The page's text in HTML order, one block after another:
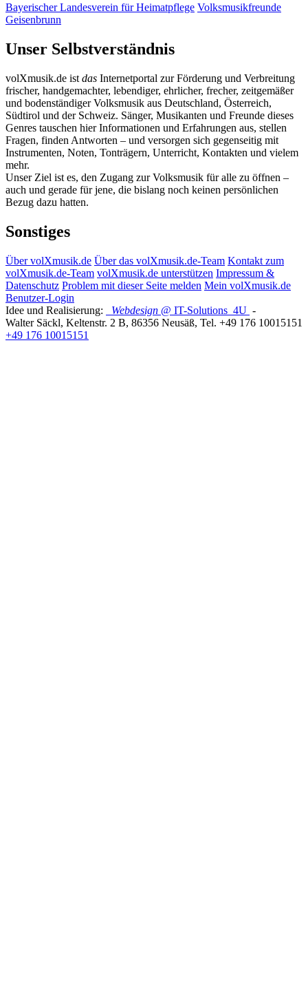
Bayerischer Landesverein für Heimatpflege Volksmusikfreunde
Geisenbrunn
Unser Selbstverständnis
volXmusik.de ist das Internetportal zur Förderung und Verbreitung
frischer, handgemachter, lebendiger, ehrlicher, frecher, zeitgemäßer
und bodenständiger Volksmusik aus Deutschland, Österreich,
Südtirol und der Schweiz. Sänger, Musikanten und Freunde dieses
Genres tauschen hier Informationen und Erfahrungen aus, stellen
Fragen, finden Antworten – und versorgen sich gegenseitig mit
Instrumenten, Noten, Tonträgern, Unterricht, Kontakten und vielem
mehr.
Unser Ziel ist es, den Zugang zur Volksmusik für alle zu öffnen –
auch und gerade für jene, die bislang noch keinen persönlichen
Bezug dazu hatten.
Sonstiges
Über volXmusik.de Über das volXmusik.de-Team Kontakt zum
volXmusik.de-Team volXmusik.de unterstützen Impressum &
Datenschutz Problem mit dieser Seite melden Mein volXmusik.de
Benutzer-Login
Idee und Realisierung:
Webdesign @ IT-Solutions 4U -
Walter Säckl, Keltenstr. 2 B, 86356 Neusäß, Tel. +49 176 10015151
+49 176 10015151